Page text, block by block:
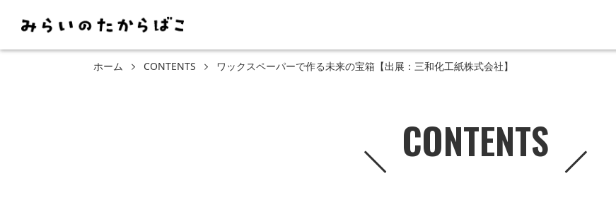
ホーム CONTENTS ワックスペーパーで作る未来の宝箱【出展：三和化工紙株式会社】
CONTENTS